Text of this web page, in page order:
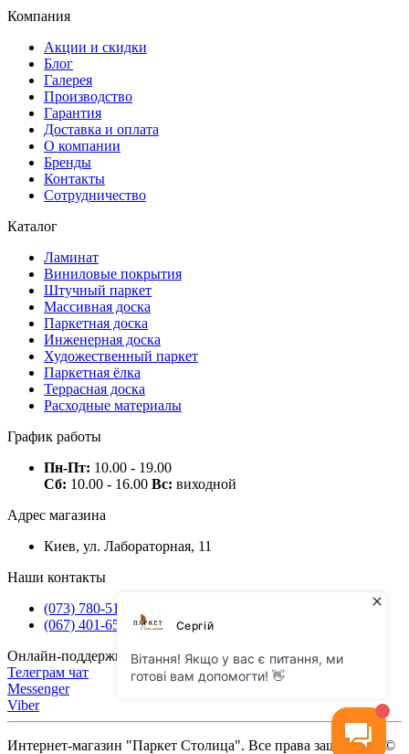
Компания
Акции и скидки
Блог
Галерея
Производство
Гарантия
Доставка и оплата
О компании
Бренды
Контакты
Сотрудничество
Каталог
Ламинат
Виниловые покрытия
Штучный паркет
Массивная доска
Паркетная доска
Инженерная доска
Художественный паркет
Паркетная ёлка
Террасная доска
Расходные материалы
График работы
Пн-Пт: 10.00 - 19.00
Сб: 10.00 - 16.00 Вс: виходной
Адрес магазина
Киев, ул. Лабораторная, 11
Наши контакты
(073) 780-51-50
(067) 401-65-71
Онлайн-поддержка
Телеграм чат
Messenger
Viber
Интернет-магазин "Паркет Столица". Все права защищены ©